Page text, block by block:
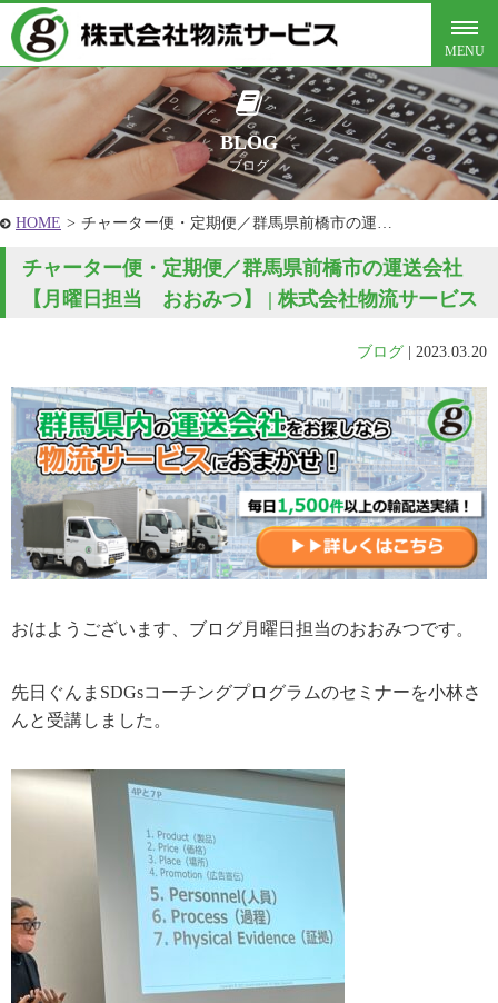
BLOG
ブログ
HOME > チャーター便・定期便／群馬県前橋市の運…
チャーター便・定期便／群馬県前橋市の運送会社
【月曜日担当 おおみつ】 | 株式会社物流サービス
ブログ 2023.03.20
おはようございます、ブログ月曜日担当のおおみつです。
先日ぐんまSDGsコーチングプログラムのセミナーを小林さ
んと受講しました。